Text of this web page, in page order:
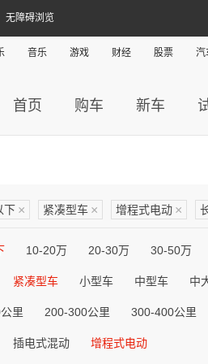
无障碍浏览
音乐 游戏 财经 股票 汽
首页 购车 新车
下 × 紧凑型车 × 增程式电动 ×
10-20万 20-30万 30-50万
紧凑型车 小型车 中型车 中
里 200-300公里 300-400公里
插电式混动 增程式电动